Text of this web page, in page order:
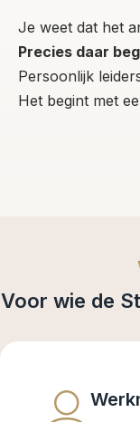
Je weet dat het
Precies daar
Persoonlijk
Het begint met
Voor wie de